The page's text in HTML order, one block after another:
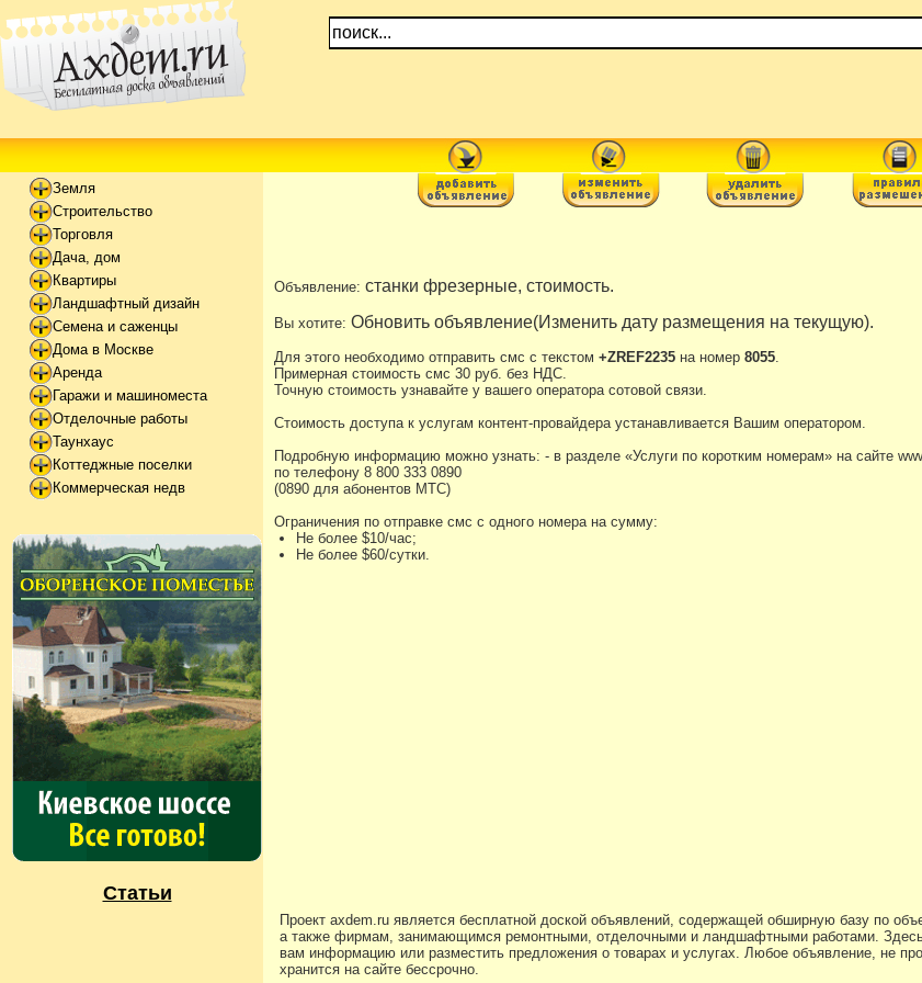
Земля
Строительство
Торговля
Дача, дом
Квартиры
Ландшафтный дизайн
Семена и саженцы
Дома в Москве
Аренда
Гаражи и машиноместа
Отделочные работы
Таунхаус
Коттеджные поселки
Коммерческая недв
Статьи
Объявление: станки фрезерные, стоимость.
Вы хотите: Обновить объявление(Изменить дату размещения на текущую).
Для этого необходимо отправить смс с текстом +ZREF2235 на номер 8055.
Примерная стоимость смс 30 руб. без НДС.
Точную стоимость узнавайте у вашего оператора сотовой связи.
Стоимость доступа к услугам контент-провайдера устанавливается Вашим оператором.
Подробную информацию можно узнать: - в разделе «Услуги по коротким номерам» на сайте
по телефону 8 800 333 0890
(0890 для абонентов МТС)
Ограничения по отправке смс с одного номера на сумму:
Не более $10/час;
Не более $60/сутки.
Проект axdem.ru является бесплатной доской объявлений, содержащей обширную базу по
а также фирмам, занимающимся ремонтными, отделочными и ландшафтными работами.
вам информацию или разместить предложения о товарах и услугах. Любое объявление, не
хранится на сайте бессрочно.